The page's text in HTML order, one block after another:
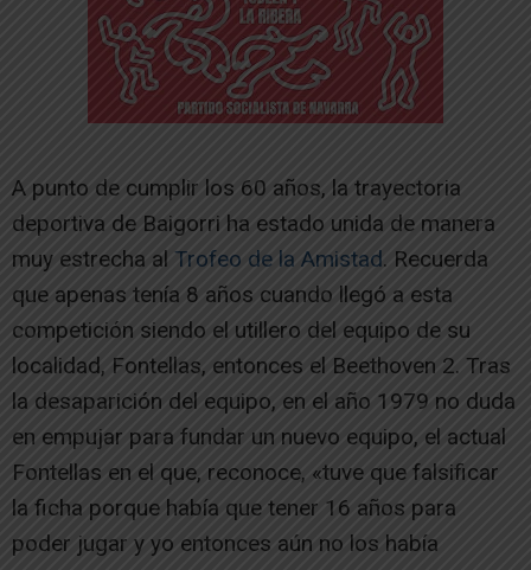
A punto de cumplir los 60 años, la trayectoria
deportiva de Baigorri ha estado unida de manera
muy estrecha al Trofeo de la Amistad. Recuerda
que apenas tenía 8 años cuando llegó a esta
competición siendo el utillero del equipo de su
localidad, Fontellas, entonces el Beethoven 2. Tras
la desaparición del equipo, en el año 1979 no duda
en empujar para fundar un nuevo equipo, el actual
Fontellas en el que, reconoce, «tuve que falsificar
la ficha porque había que tener 16 años para
poder jugar y yo entonces aún no los había